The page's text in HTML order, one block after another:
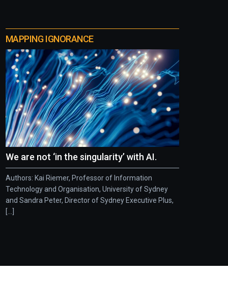
MAPPING IGNORANCE
We are not ‘in the singularity’ with AI.
Authors: Kai Riemer, Professor of Information
Technology and Organisation, University of Sydney
and Sandra Peter, Director of Sydney Executive Plus,